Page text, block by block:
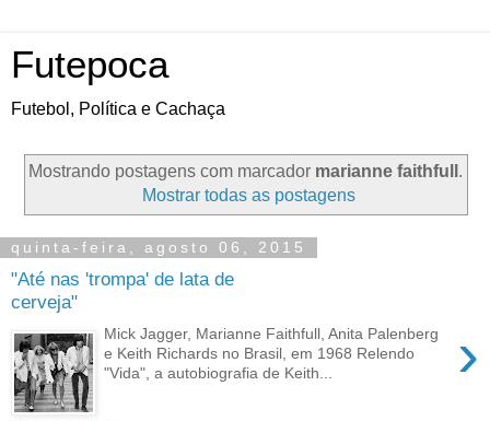
Futepoca
Futebol, Política e Cachaça
Mostrando postagens com marcador marianne faithfull .
Mostrar todas as postagens
quinta-feira, agosto 06, 2015
"Até nas 'trompa' de lata de
cerveja"
›
Mick Jagger, Marianne Faithfull, Anita Palenberg
e Keith Richards no Brasil, em 1968 Relendo
"Vida", a autobiografia de Keith...